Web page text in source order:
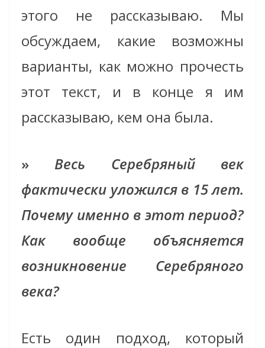
этого не рассказываю. Мы
обсуждаем, какие возможны
варианты, как можно прочесть
этот текст, и в конце я им
рассказываю, кем она была.
» Весь Серебряный век
фактически уложился в 15 лет.
Почему именно в этот период?
Как вообще объясняется
возникновение Серебряного
века?
Есть один подход, который